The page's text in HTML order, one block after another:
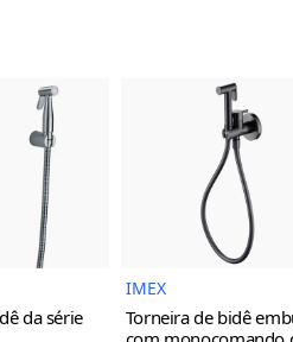
Imagem do Produto
da série
IMEX
Torneira de bidê